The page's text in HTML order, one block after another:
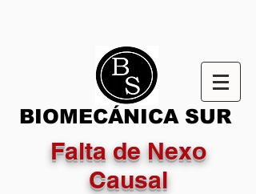
BIOMECÁNICA SUR
Falta de Nexo
Causal